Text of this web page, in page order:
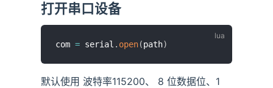
打开串口设备
com = serial . open(path)
默认使用 波特率115200、 8 位数据位、1